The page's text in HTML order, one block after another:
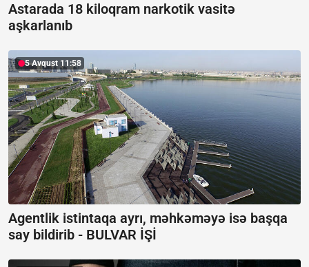
Astarada 18 kiloqram narkotik vasitə
aşkarlanıb
5 Avqust 11:58
Agentlik istintaqa ayrı, məhkəməyə isə başqa
say bildirib - BULVAR İŞİ